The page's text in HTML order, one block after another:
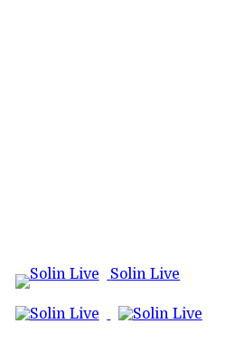
Solin Live